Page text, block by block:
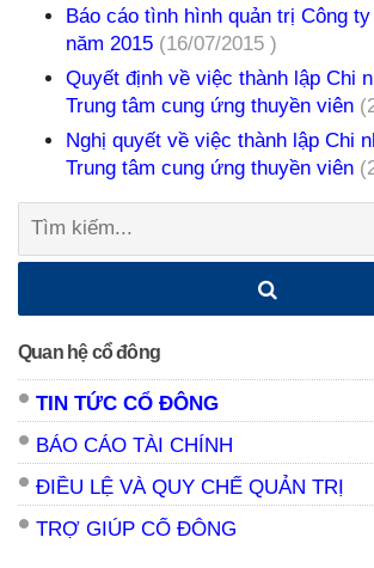
Báo cáo tình hình quản trị Công
năm 2015 (16/07/2015 )
Quyết định về việc thành lập Chi
Trung tâm cung ứng thuyền viên
Nghị quyết về việc thành lập Chi
Trung tâm cung ứng thuyền viên
Tìm
Quan hệ cổ đông
TIN TỨC CỔ ĐÔNG
BÁO CÁO TÀI CHÍNH
ĐIỀU LỆ VÀ QUY CHẾ QUẢN TRỊ
TRỢ GIÚP CỔ ĐÔNG